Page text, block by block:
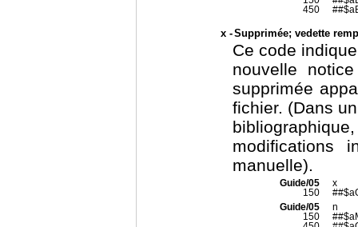
450
x -Supprimée; vedette
Ce code
nouvelle
supprimée
fichier. (Dans
modifications
manuelle).
Guide/05
x
150
Guide/05
n
150